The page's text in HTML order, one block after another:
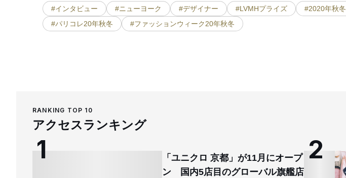
#インタビュー #ニューヨーク #デザイナー #LVMHプライズ #2020年秋冬
#パリコレ20年秋冬
#ファッションウィーク20年秋冬
RANKING TOP 10
アクセスランキング
「ユニクロ 京都」が11月にオープ
ン 国内5店目のグローバル旗艦店